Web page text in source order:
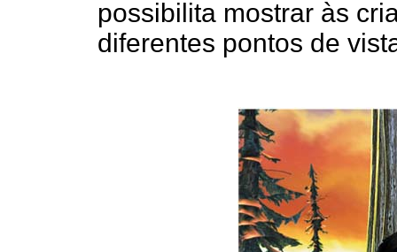
possibilita mostrar às
diferentes pontos de